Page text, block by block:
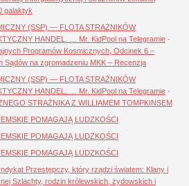
galaktyk
(SSP) — FLOTA STRAŻNIKÓW
HANDEL. … Mr. KidPool na Telegramie -
Programów Kosmicznych, Odcinek 6 –
Sądów na zgromadzeniu MKK – Recenzja
(SSP) — FLOTA STRAŻNIKÓW
HANDEL. … Mr. KidPool na Telegramie -
STRAŻNIKA Z WILLIAMEM TOMPKINSEM
POMAGAJĄ LUDZKOŚCI
POMAGAJĄ LUDZKOŚCI
POMAGAJĄ LUDZKOŚCI
Przestępczy, który rządzi światem: Klany i
Szlachty, rodzin królewskich, żydowskich i